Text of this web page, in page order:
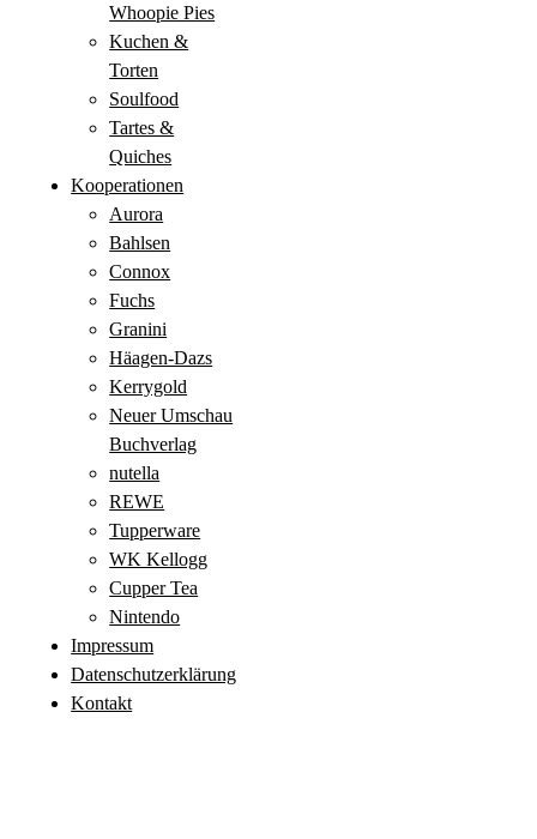
Whoopie Pies
Kuchen &
Torten
Soulfood
Tartes &
Quiches
Kooperationen
Aurora
Bahlsen
Connox
Fuchs
Granini
Häagen-Dazs
Kerrygold
Neuer Umschau
Buchverlag
nutella
REWE
Tupperware
WK Kellogg
Cupper Tea
Nintendo
Impressum
Datenschutzerklärung
Kontakt